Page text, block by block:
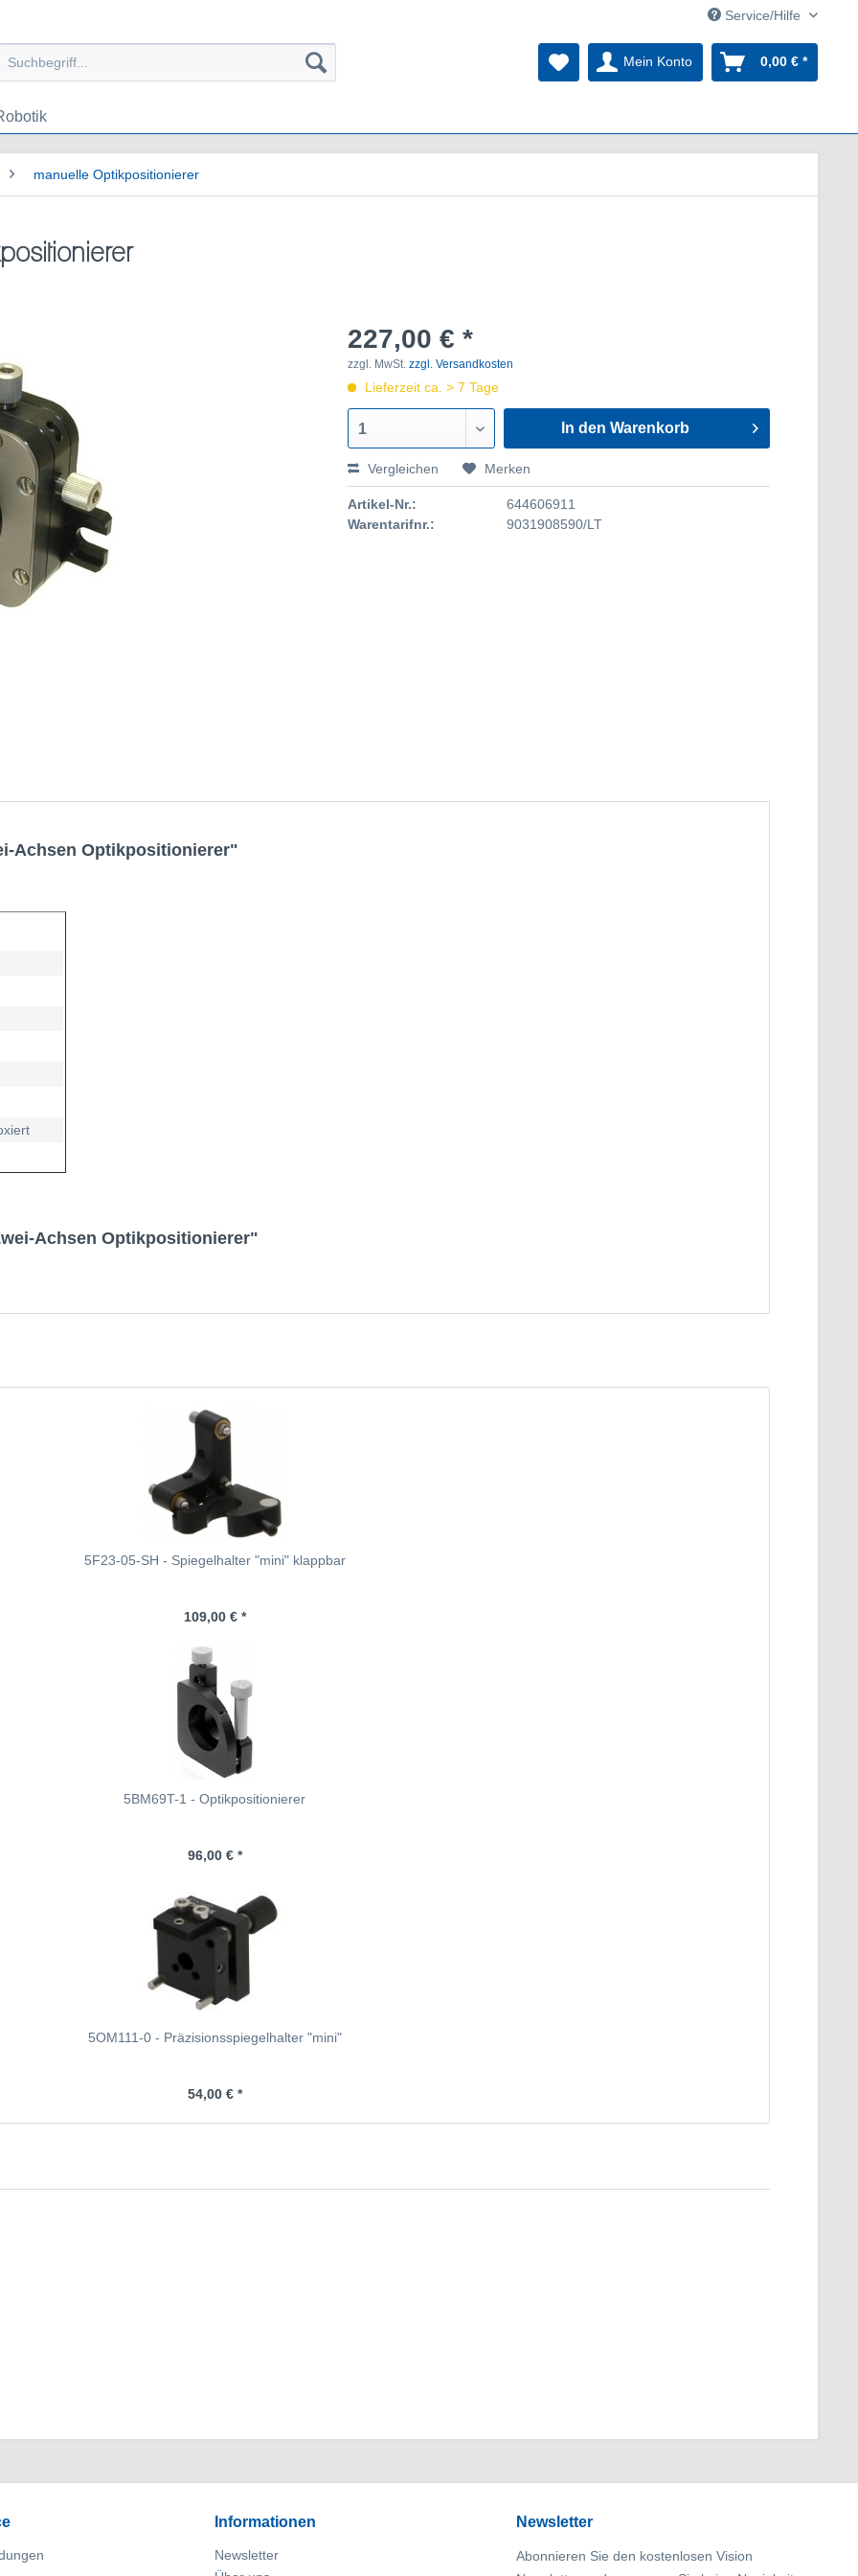
Service/Hilfe
Mein Konto 0,00 € *
manuelle Optikpositionierer
227,00 € *
zzgl. MwSt.zzgl. Versandkosten
Lieferzeit ca. > 7 Tage
1 In den Warenkorb
Vergleichen Merken
Artikel-Nr.:
644606911
Warentarifnr.:
9031908590/LT
Achsen Optikpositionierer"
Achsen Optikpositionierer"
5F23-05-SH - Spiegelhalter "mini" klappbar
109,00 € *
5BM69T-1 - Optikpositionierer
96,00 € *
5OM111-0 - Präzisionsspiegelhalter "mini"
54,00 € *
Informationen
Newsletter
Newsletter
Abonnieren Sie den kostenlosen Vision